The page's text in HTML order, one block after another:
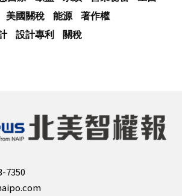
美國關稅 能源
著作權
設計專利 關稅
7350